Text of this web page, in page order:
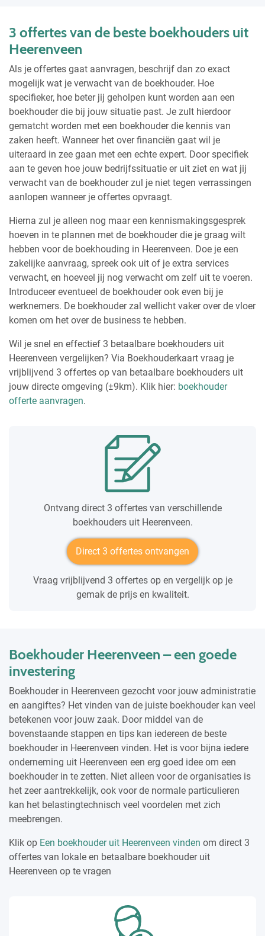
3 offertes van de beste boekhouders uit
Heerenveen
Als je offertes gaat aanvragen, beschrijf dan zo exact
mogelijk wat je verwacht van de boekhouder. Hoe
specifieker, hoe beter jij geholpen kunt worden aan een
boekhouder die bij jouw situatie past. Je zult hierdoor
gematcht worden met een boekhouder die kennis van
zaken heeft. Wanneer het over financiën gaat wil je
uiteraard in zee gaan met een echte expert. Door specifiek
aan te geven hoe jouw bedrijfssituatie er uit ziet en wat jij
verwacht van de boekhouder zul je niet tegen verrassingen
aanlopen wanneer je offertes opvraagt.
Hierna zul je alleen nog maar een kennismakingsgesprek
hoeven in te plannen met de boekhouder die je graag wilt
hebben voor de boekhouding in Heerenveen. Doe je een
zakelijke aanvraag, spreek ook uit of je extra services
verwacht, en hoeveel jij nog verwacht om zelf uit te voeren.
Introduceer eventueel de boekhouder ook even bij je
werknemers. De boekhouder zal wellicht vaker over de vloer
komen om het over de business te hebben.
Wil je snel en effectief 3 betaalbare boekhouders uit
Heerenveen vergelijken? Via Boekhouderkaart vraag je
vrijblijvend 3 offertes op van betaalbare boekhouders uit
jouw directe omgeving (±9km). Klik hier: boekhouder
offerte aanvragen.
Ontvang direct 3 offertes van verschillende
boekhouders uit Heerenveen.
Direct 3 offertes ontvangen
Vraag vrijblijvend 3 offertes op en vergelijk op je
gemak de prijs en kwaliteit.
Boekhouder Heerenveen – een goede
investering
Boekhouder in Heerenveen gezocht voor jouw administratie
en aangiftes? Het vinden van de juiste boekhouder kan veel
betekenen voor jouw zaak. Door middel van de
bovenstaande stappen en tips kan iedereen de beste
boekhouder in Heerenveen vinden. Het is voor bijna iedere
onderneming uit Heerenveen een erg goed idee om een
boekhouder in te zetten. Niet alleen voor de organisaties is
het zeer aantrekkelijk, ook voor de normale particulieren
kan het belastingtechnisch veel voordelen met zich
meebrengen.
Klik op Een boekhouder uit Heerenveen vinden om direct 3
offertes van lokale en betaalbare boekhouder uit
Heerenveen op te vragen